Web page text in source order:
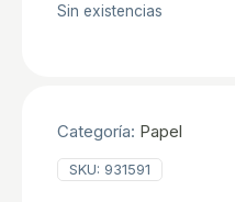
Sin existencias
Categoría: Papel
SKU: 931591